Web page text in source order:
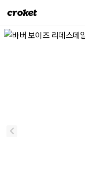
크
켓